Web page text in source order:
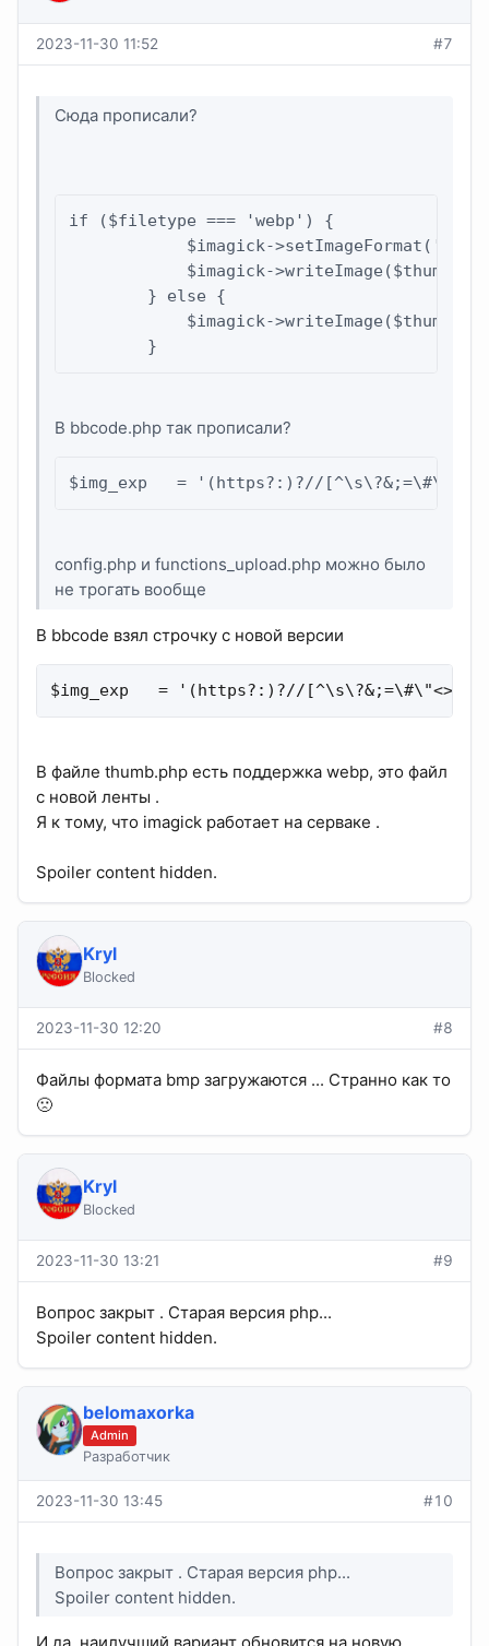
2023-11-30 11:52 #7
Сюда прописали?
if ($filetype === 'webp') {
$imagick-
$imagick-
        } else {
$imagick-
        }
В bbcode.php так прописали?
$img_exp   = '(https?:)?//
config.php и functions_upload.php можно было
не трогать вообще
В bbcode взял строчку с новой версии
$img_exp   = '(https?:)?//
В файле thumb.php есть поддержка webp, это файл
с новой ленты .
Я к тому, что imagick работает на серваке .
Spoiler content hidden.
Kryl
Blocked
2023-11-30 12:20 #8
Файлы формата bmp загружаются ... Странно как то
🙁
Kryl
Blocked
2023-11-30 13:21 #9
Вопрос закрыт . Старая версия php...
Spoiler content hidden.
belomaxorka
Admin
Разработчик
2023-11-30 13:45 #10
Вопрос закрыт . Старая версия php...
Spoiler content hidden.